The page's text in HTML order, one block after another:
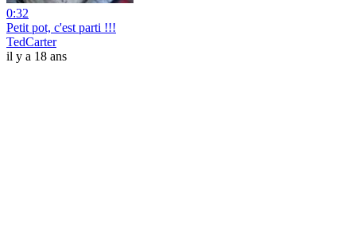
0:32
Petit pot, c'est parti !!!
TedCarter
il y a 18 ans